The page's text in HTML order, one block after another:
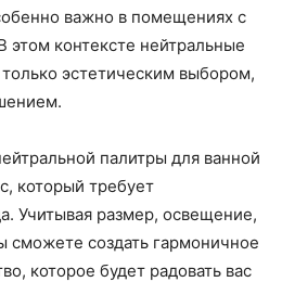
важно в помещениях с
этом контексте нейтральные
только эстетическим выбором,
палитры для ванной
который требует
Учитывая размер, освещение,
сможете создать гармоничное
которое будет радовать вас